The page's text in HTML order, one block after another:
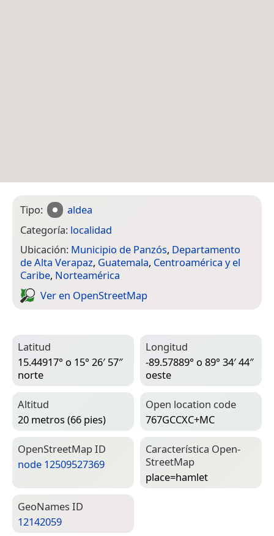
Tipo:
aldea
Categoría: localidad
Ubicación: Municipio de Panzós, Departamento
de Alta Verapaz, Guatemala, Centroamérica y el
Caribe, Norteamérica
Ver en Open­Street­Map
Latitud
15.44917° o 15° 26′ 57″
norte
Longitud
-89.57889° o 89° 34′ 44″
oeste
Altitud
20 metros (66 pies)
Open location code
767GCCXC+MC
Open­Street­Map ID
node 12509527369
Característica Open­
Street­Map
place=­hamlet
Geo­Names ID
12142059